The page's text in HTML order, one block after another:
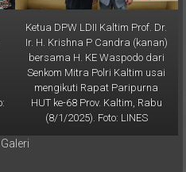
Ketua DPW LDII Kaltim Prof. Dr.
Ir. H. Krishna P Candra (kanan)
bersama H. KE Waspodo dari
Senkom Mitra Polri Kaltim usai
mengikuti Rapat Paripurna
HUT ke-68 Prov. Kaltim, Rabu
(8/1/2025). Foto: LINES